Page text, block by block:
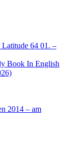
Latitude 64 01. –
Book In English
2014 – am